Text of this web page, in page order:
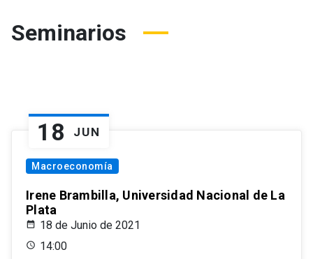
Seminarios
18 JUN
Macroeconomía
Irene Brambilla, Universidad Nacional de La
Plata
18 de Junio de 2021
14:00